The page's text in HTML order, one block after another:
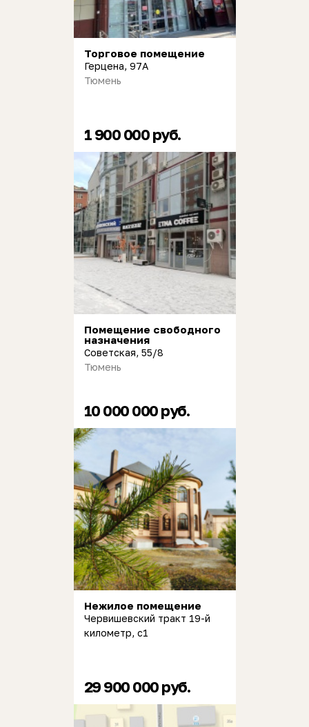
Торговое помещение
Герцена, 97А
Тюмень
1 900 000 руб.
Помещение свободного
назначения
Советская, 55/8
Тюмень
10 000 000 руб.
Нежилое помещение
Червишевский тракт 19-й
километр, с1
29 900 000 руб.